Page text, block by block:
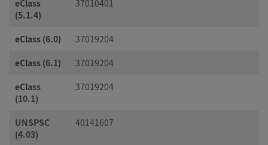
eClass
(5.1.4)
37010401
eClass (6.0)
37019204
eClass (6.1)
37019204
eClass
(10.1)
37019204
UNSPSC
(4.03)
40141607